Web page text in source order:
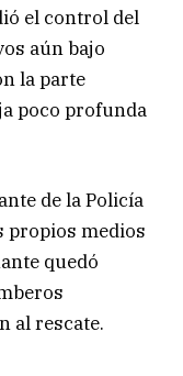
el control del
aún bajo
la parte
poco profunda
de la Policía
propios medios
quedó
al rescate.